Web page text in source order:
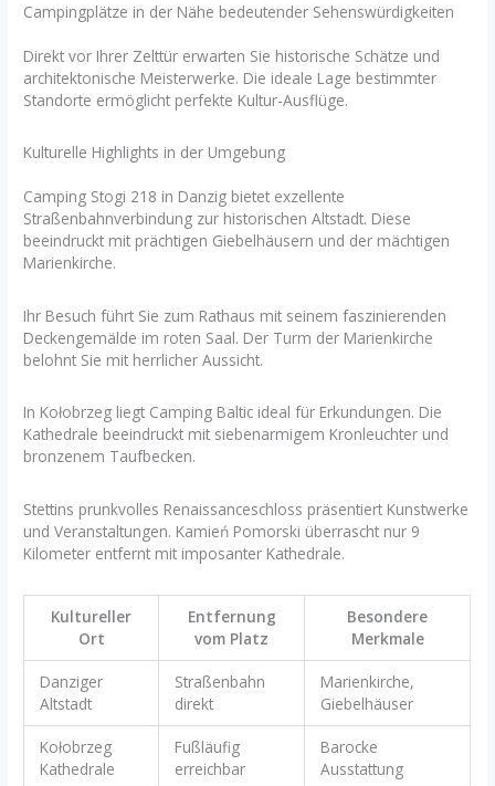
Campingplätze in der Nähe bedeutender Sehenswürdigkeiten
Direkt vor Ihrer Zelttür erwarten Sie historische Schätze und
architektonische Meisterwerke. Die ideale Lage bestimmter
Standorte ermöglicht perfekte Kultur-Ausflüge.
Kulturelle Highlights in der Umgebung
Camping Stogi 218 in Danzig bietet exzellente
Straßenbahnverbindung zur historischen Altstadt. Diese
beeindruckt mit prächtigen Giebelhäusern und der mächtigen
Marienkirche.
Ihr Besuch führt Sie zum Rathaus mit seinem faszinierenden
Deckengemälde im roten Saal. Der Turm der Marienkirche
belohnt Sie mit herrlicher Aussicht.
In Kołobrzeg liegt Camping Baltic ideal für Erkundungen. Die
Kathedrale beeindruckt mit siebenarmigem Kronleuchter und
bronzenem Taufbecken.
Stettins prunkvolles Renaissanceschloss präsentiert Kunstwerke
und Veranstaltungen. Kamień Pomorski überrascht nur 9
Kilometer entfernt mit imposanter Kathedrale.
Kultureller
Ort
Entfernung
vom Platz
Besondere
Merkmale
Danziger
Altstadt
Straßenbahn
direkt
Marienkirche,
Giebelhäuser
Kołobrzeg
Kathedrale
Fußläufig
erreichbar
Barocke
Ausstattung